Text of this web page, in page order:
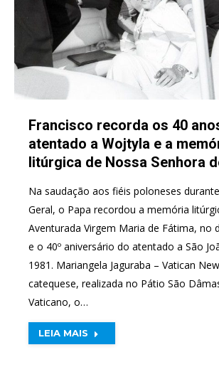
Francisco recorda os 40
atentado a Wojtyla e a
litúrgica de Nossa Senhora
Na saudação aos fiéis poloneses
Geral, o Papa recordou a memória
Aventurada Virgem Maria de Fátima, no
e o 40º aniversário do atentado a São
1981. Mariangela Jaguraba – Vatican
catequese, realizada no Pátio São
Vaticano, o…
LEIA MAIS